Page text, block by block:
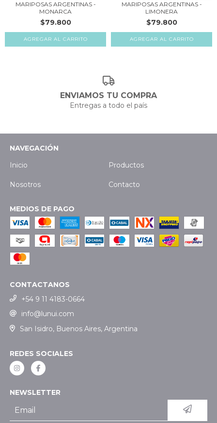
MARIPOSAS ARGENTINAS -
MONARCA
$79.800
MARIPOSAS ARGENTINAS -
LIMONERA
$79.800
ENVIAMOS TU COMPRA
Entregas a todo el país
NAVEGACIÓN
Inicio
Productos
Nosotros Contacto
MEDIOS DE PAGO
CONTACTANOS
+54 9 11 4183-0664
info@lunui.com
San Isidro, Buenos Aires, Argentina
REDES SOCIALES
NEWSLETTER